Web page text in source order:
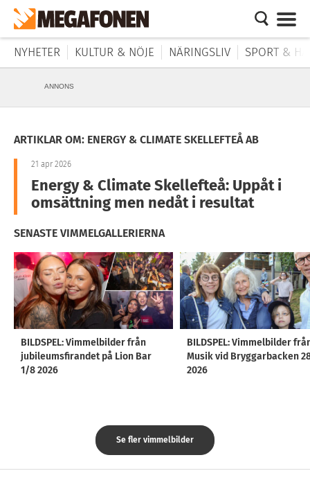
NYHETER KULTUR & NÖJE NÄRINGSLIV SPORT &
ANNONS
ARTIKLAR OM: ENERGY & CLIMATE SKELLEFTEÅ AB
21 apr 2026
Energy & Climate Skellefteå: Uppåt i
omsättning men nedåt i resultat
SENASTE VIMMELGALLERIERNA
BILDSPEL: Vimmelbilder från
jubileumsfirandet på Lion Bar
1/8 2026
BILDSPEL: Vimmelbilder
Musik vid Bryggarbacken
2026
Se fler vimmelbilder